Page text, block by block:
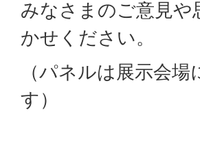
みなさまのご意見や
かせください。
（パネルは展示会場
す）